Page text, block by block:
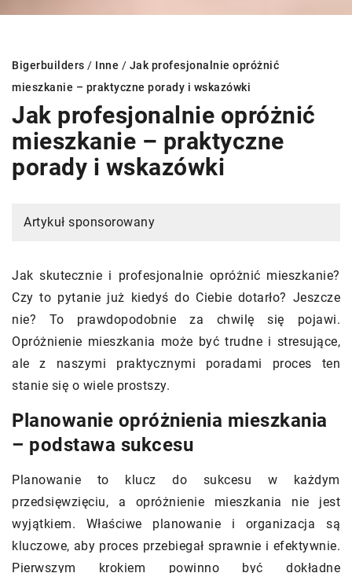
Bigerbuilders / Inne / Jak profesjonalnie opróżnić
mieszkanie – praktyczne porady i wskazówki
Jak profesjonalnie opróżnić
mieszkanie – praktyczne
porady i wskazówki
Artykuł sponsorowany
Jak skutecznie i profesjonalnie opróżnić mieszkanie?
Czy to pytanie już kiedyś do Ciebie dotarło? Jeszcze
nie? To prawdopodobnie za chwilę się pojawi.
Opróżnienie mieszkania może być trudne i stresujące,
ale z naszymi praktycznymi poradami proces ten
stanie się o wiele prostszy.
Planowanie opróżnienia mieszkania
– podstawa sukcesu
Planowanie to klucz do sukcesu w każdym
przedsięwzięciu, a opróżnienie mieszkania nie jest
wyjątkiem. Właściwe planowanie i organizacja są
kluczowe, aby proces przebiegał sprawnie i efektywnie.
Pierwszym krokiem powinno być dokładne